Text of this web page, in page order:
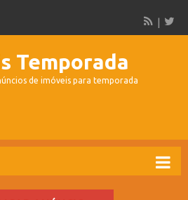
Temporada
de imóveis para temporada